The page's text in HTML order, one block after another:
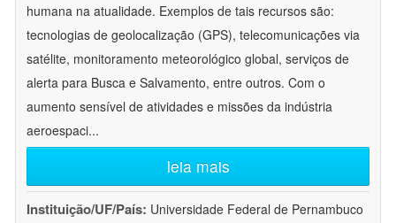
humana na atualidade. Exemplos de tais recursos são:
tecnologias de geolocalização (GPS), telecomunicações via
satélite, monitoramento meteorológico global, serviços de
alerta para Busca e Salvamento, entre outros. Com o
aumento sensível de atividades e missões da indústria
aeroespaci...
leia mais
Instituição/UF/País: Universidade Federal de Pernambuco